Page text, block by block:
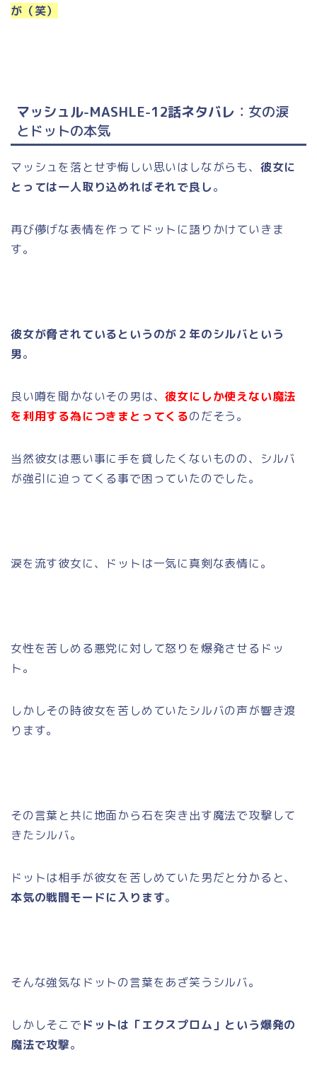
が（笑）
マッシュル-MASHLE-12話ネタバレ ：女の涙
とドットの本気
マッシュを落とせず悔しい思いはしながらも、 彼女に
とっては一人取り込めればそれで良し。
再び儚げな表情を作ってドットに語りかけていきま
す。
彼女が脅されているというのが２年のシルバという
男。
良い噂を聞かないその男は、彼女にしか使えない魔法
を利用する為につきまとってくるのだそう。
当然彼女は悪い事に手を貸したくないものの、シルバ
が強引に迫ってくる事で困っていたのでした。
涙を流す彼女に、ドットは一気に真剣な表情に。
女性を苦しめる悪党に対して怒りを爆発させるドッ
ト。
しかしその時彼女を苦しめていたシルバの声が響き渡
ります。
その言葉と共に地面から石を突き出す魔法で攻撃して
きたシルバ。
ドットは相手が彼女を苦しめていた男だと分かると、
本気の戦闘モードに入ります。
そんな強気なドットの言葉をあざ笑うシルバ。
しかしそこで ドットは「エクスプロム」という爆発の
魔法で攻撃。